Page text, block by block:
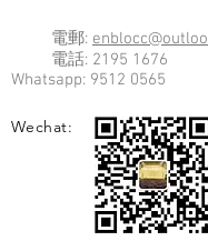
電郵:
電話: 2195 1676
Whatsapp: 9512 0565
Wechat: